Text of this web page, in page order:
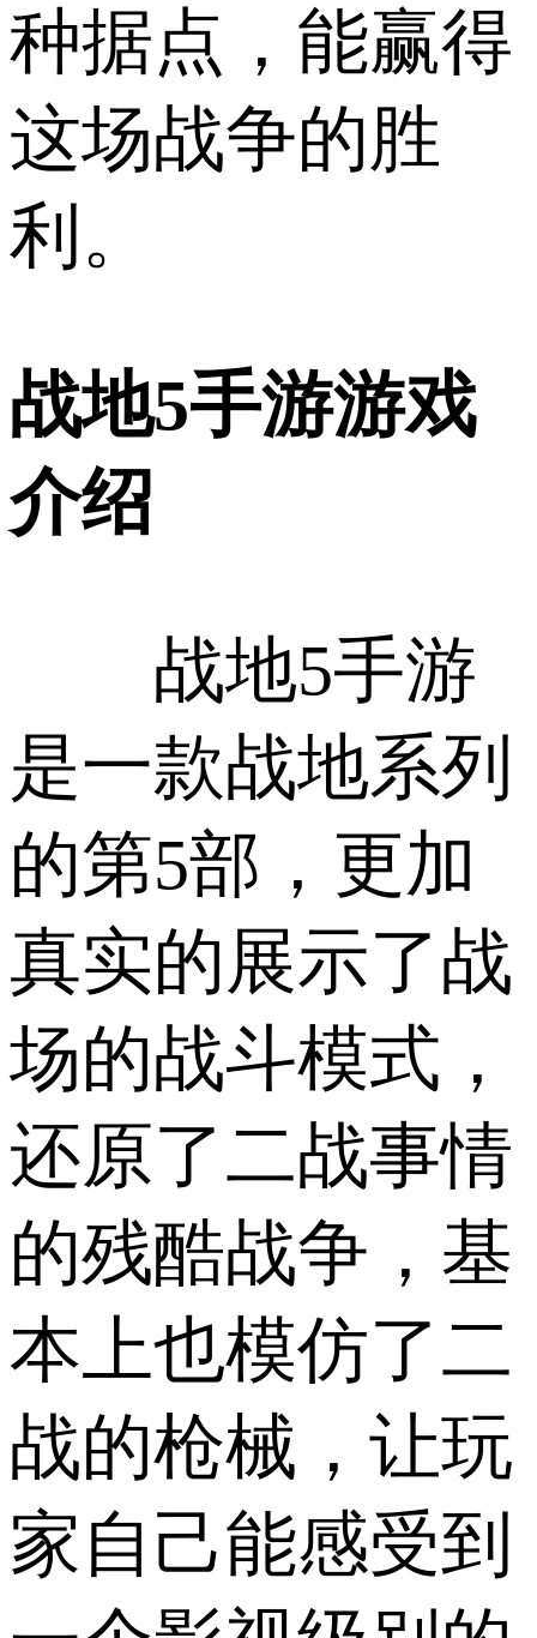
种据点，能赢得
这场战争的胜
利。
战地5手游游戏
介绍
战地5手游
是一款战地系列
的第5部，更加
真实的展示了战
场的战斗模式，
还原了二战事情
的残酷战争，基
本上也模仿了二
战的枪械，让玩
家自己能感受到